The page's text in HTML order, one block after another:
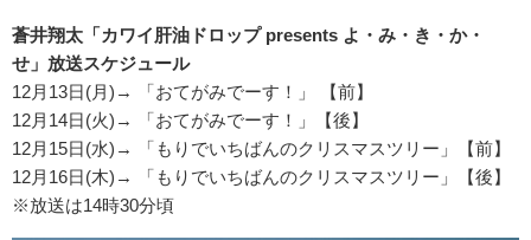
蒼井翔太「カワイ肝油ドロップ presents よ・み・き・か・
せ」放送スケジュール
12月13日(月)→ 「おてがみでーす！」 【前】
12月14日(火)→ 「おてがみでーす！」【後】
12月15日(水)→ 「もりでいちばんのクリスマスツリー」【前】
12月16日(木)→ 「もりでいちばんのクリスマスツリー」【後】
※放送は14時30分頃